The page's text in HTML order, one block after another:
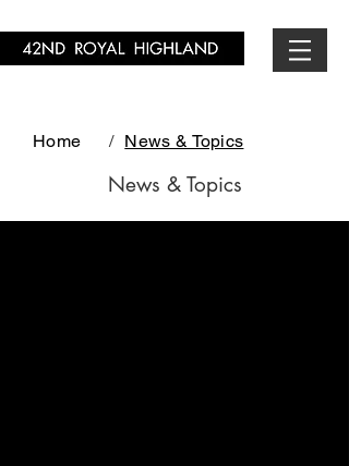
Home / News & Topics
News & Topics